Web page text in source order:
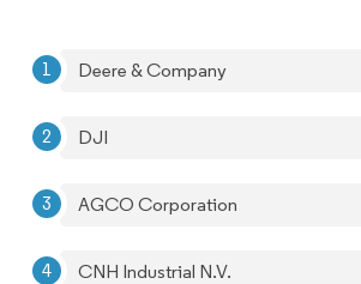
Deere & Company
DJI
AGCO Corporation
CNH Industrial N.V.